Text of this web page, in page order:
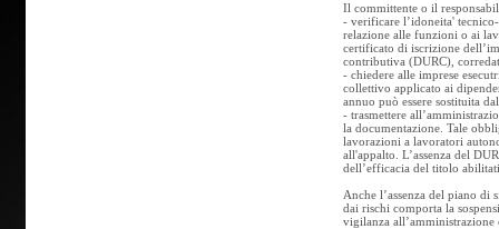
Il committente o il
- verificare l’idoneita'
relazione alle funzioni o ai
certificato di iscrizione
contributiva (DURC),
- chiedere alle imprese
collettivo applicato ai
annuo può essere sostituita
- trasmettere
la documentazione. Tale
lavorazioni a lavoratori
all'appalto. L’assenza del
dell’efficacia del titolo
Anche l’assenza del piano
dai rischi comporta la
vigilanza all’amministrazione